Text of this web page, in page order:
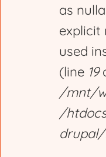
as
explicit
used
(line 19
/mnt/
/